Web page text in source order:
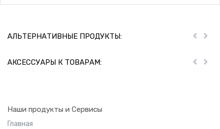
АЛЬТЕРНАТИВНЫЕ ПРОДУКТЫ: Пред
АКСЕССУАРЫ К ТОВАРАМ: Пред
Наши продукты и Сервисы
Главная